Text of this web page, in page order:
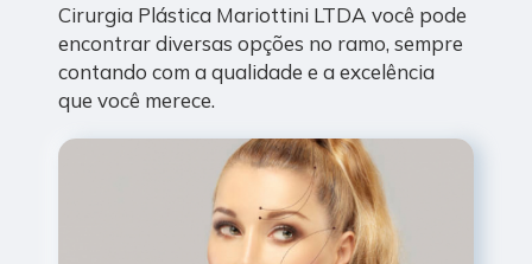
Cirurgia Plástica Mariottini LTDA você pode
encontrar diversas opções no ramo, sempre
contando com a qualidade e a excelência
que você merece.